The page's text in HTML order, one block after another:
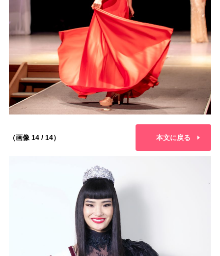
（画像 14 / 14） 本文に戻る